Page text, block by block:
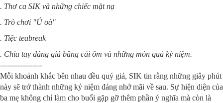
. Thơ ca SIK và những chiếc mặt nạ
. Trò chơi "Ú oà"
. Tiệc teabreak
. Chia tay đáng giá bằng cái ôm và những món quà kỷ niệm.
-----------------
Mỗi khoảnh khắc bên nhau đều quý giá, SIK tin rằng những giây phút
này sẽ trở thành những kỷ niệm đáng nhớ mãi về sau. Sự hiện diện của
ba mẹ không chỉ làm cho buổi gặp gỡ thêm phần ý nghĩa mà còn là